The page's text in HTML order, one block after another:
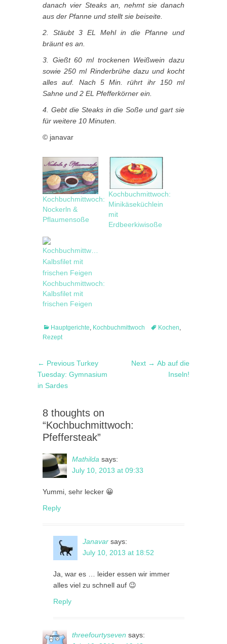
danach vier Steaks an, nehmt sie danach
aus der Pfanne und stellt sie beiseite.
2. Stäubt 3 EL Mehl in die Pfanne und
bräunt es an.
3. Gießt 60 ml trockenen Weißwein dazu
sowie 250 ml Rinderbrühe dazu und kocht
alles auf. Nach 5 Min. rührt ihr 150 ml
Sahne und 2 EL Pfefferkörner ein.
4. Gebt die Steaks in die Soße und gart sie
für weitere 10 Minuten.
© janavar
Kochbuchmittwoch:
Nockerln &
Pflaumensoße
Kochbuchmittwoch:
Minikäseküchlein
mit
Erdbeerkiwisoße
Kochbuchmittwoch:
Kalbsfilet mit
frischen Feigen
Categories
Hauptgerichte Kochbuchmittwoch TagsKochen
Rezept
Post
navigation
← Previous Previous
post:
Turkey
Tuesday: Gymnasium
in Sardes
Next → Next
post:
Ab auf die
Inseln!
8 thoughts on
“Kochbuchmittwoch:
Pfeffersteak”
Mathilda says:
July 10, 2013 at 09:33
Yummi, sehr lecker 😀
Reply
Janavar says:
July 10, 2013 at 18:52
Ja, war es … leider essen wir immer
alles viel zu schnell auf 😉
Reply
threefourtyseven says: